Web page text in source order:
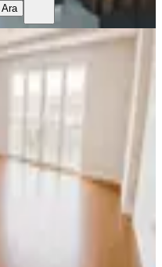
Ara
3+1 Deniz
Akıllı Ev
08.08.2026